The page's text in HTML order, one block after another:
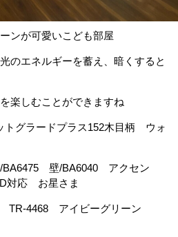
ンが可愛いこども部屋
のエネルギーを蓄え、暗くすると
楽しむことができますね
グラードプラス152木目柄 ウォ
壁/BA6040 アクセン
対応 お星さま
4468 アイビーグリーン